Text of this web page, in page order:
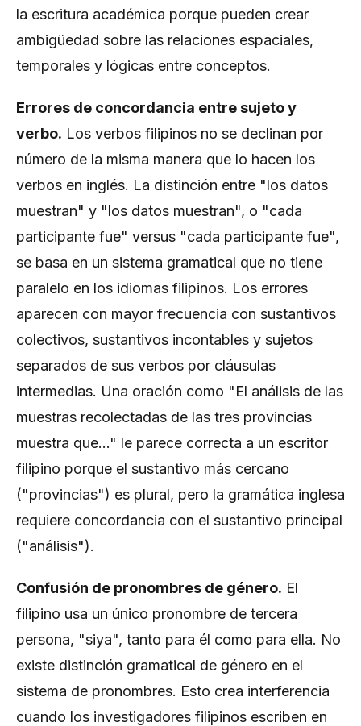
la escritura académica porque pueden crear
ambigüedad sobre las relaciones espaciales,
temporales y lógicas entre conceptos.
Errores de concordancia entre sujeto y
verbo. Los verbos filipinos no se declinan por
número de la misma manera que lo hacen los
verbos en inglés. La distinción entre "los datos
muestran" y "los datos muestran", o "cada
participante fue" versus "cada participante fue",
se basa en un sistema gramatical que no tiene
paralelo en los idiomas filipinos. Los errores
aparecen con mayor frecuencia con sustantivos
colectivos, sustantivos incontables y sujetos
separados de sus verbos por cláusulas
intermedias. Una oración como "El análisis de las
muestras recolectadas de las tres provincias
muestra que..." le parece correcta a un escritor
filipino porque el sustantivo más cercano
("provincias") es plural, pero la gramática inglesa
requiere concordancia con el sustantivo principal
("análisis").
Confusión de pronombres de género. El
filipino usa un único pronombre de tercera
persona, "siya", tanto para él como para ella. No
existe distinción gramatical de género en el
sistema de pronombres. Esto crea interferencia
cuando los investigadores filipinos escriben en